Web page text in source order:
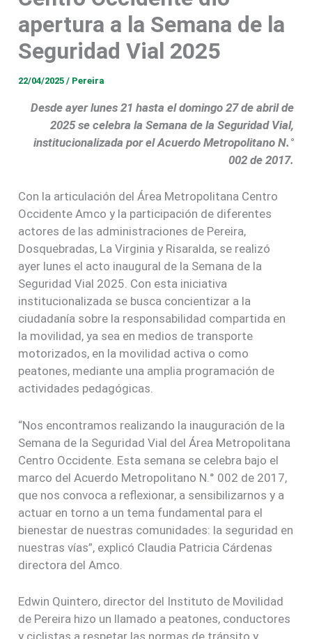
apertura a la Semana de la
Seguridad Vial 2025
22/04/2025/ Pereira
Desde ayer lunes 21 hasta el domingo 27 de abril de
2025 se celebra la Semana de la Seguridad Vial,
institucionalizada por el Acuerdo Metropolitano N.°
002 de 2017.
Con la articulación del Área Metropolitana Centro
Occidente Amco y la participación de diferentes
actores de las administraciones de Pereira,
Dosquebradas, La Virginia y Risaralda, se realizó
ayer lunes el acto inaugural de la Semana de la
Seguridad Vial 2025. Con esta iniciativa
institucionalizada se busca concientizar a la
ciudadanía sobre la responsabilidad compartida en
la movilidad, ya sea en medios de transporte
motorizados, en la movilidad activa o como
peatones, mediante una amplia programación de
actividades pedagógicas.
“Nos encontramos realizando la inauguración de la
Semana de la Seguridad Vial del Área Metropolitana
Centro Occidente. Esta semana se celebra bajo el
marco del Acuerdo Metropolitano N.° 002 de 2017,
que nos convoca a reflexionar, a sensibilizarnos y a
actuar en torno a un tema fundamental para el
bienestar de nuestras comunidades: la seguridad en
nuestras vías”, explicó Claudia Patricia Cárdenas
directora del Amco.
Edwin Quintero, director del Instituto de Movilidad
de Pereira hizo un llamado a peatones, conductores
y ciclistas a respetar las normas de tránsito y